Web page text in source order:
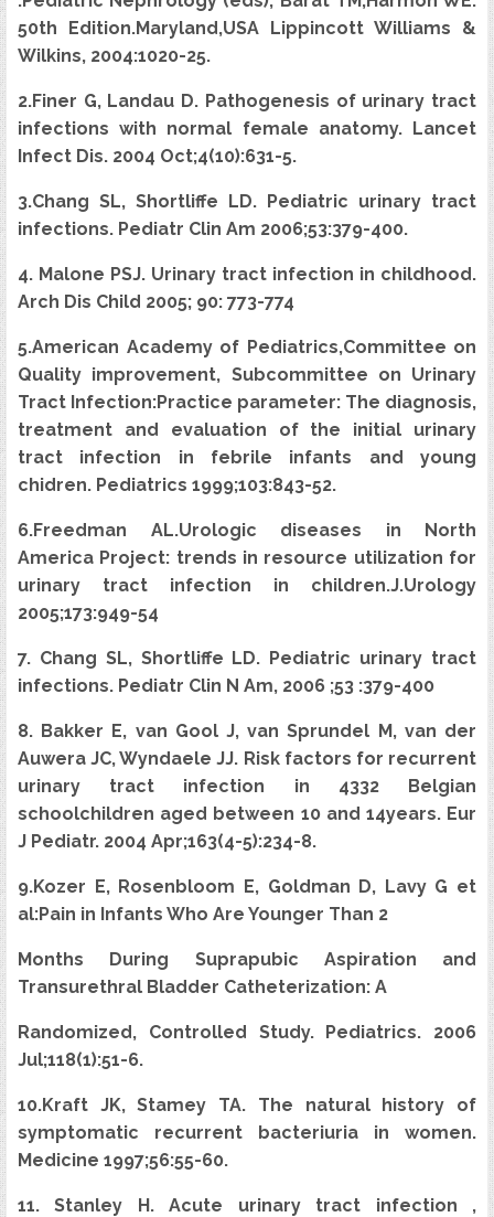
50th Edition.Maryland,USA Lippincott Williams &
Wilkins, 2004:1020-25.
2.Finer G, Landau D. Pathogenesis of urinary tract
infections with normal female anatomy. Lancet
Infect Dis. 2004 Oct;4(10):631-5.
3.Chang SL, Shortliffe LD. Pediatric urinary tract
infections. Pediatr Clin Am 2006;53:379-400.
4. Malone PSJ. Urinary tract infection in childhood.
Arch Dis Child 2005; 90: 773-774
5.American Academy of Pediatrics,Committee on
Quality improvement, Subcommittee on Urinary
Tract Infection:Practice parameter: The diagnosis,
treatment and evaluation of the initial urinary
tract infection in febrile infants and young
chidren. Pediatrics 1999;103:843-52.
6.Freedman AL.Urologic diseases in North
America Project: trends in resource utilization for
urinary tract infection in children.J.Urology
2005;173:949-54
7. Chang SL, Shortliffe LD. Pediatric urinary tract
infections. Pediatr Clin N Am, 2006 ;53 :379-400
8. Bakker E, van Gool J, van Sprundel M, van der
Auwera JC, Wyndaele JJ. Risk factors for recurrent
urinary tract infection in 4332 Belgian
schoolchildren aged between 10 and 14years. Eur
J Pediatr. 2004 Apr;163(4-5):234-8.
9.Kozer E, Rosenbloom E, Goldman D, Lavy G et
al:Pain in Infants Who Are Younger Than 2
Months During Suprapubic Aspiration and
Transurethral Bladder Catheterization: A
Randomized, Controlled Study. Pediatrics. 2006
Jul;118(1):51-6.
10.Kraft JK, Stamey TA. The natural history of
symptomatic recurrent bacteriuria in women.
Medicine 1997;56:55-60.
11. Stanley H. Acute urinary tract infection ,